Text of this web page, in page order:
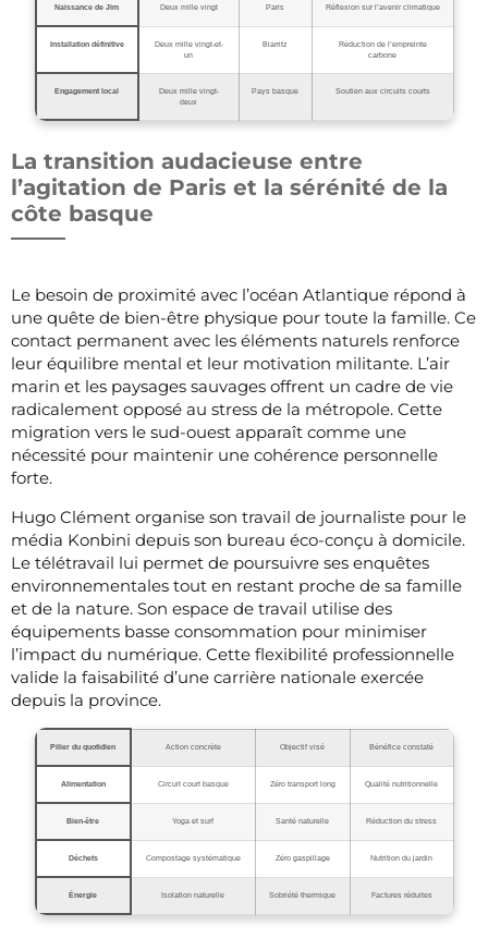
Naissance de Jim Deux mille vingt Paris Réflexion sur l’avenir climatique
Installation définitive
Deux mille vingt-et-
un
Biarritz
Réduction de l’empreinte
carbone
Engagement local
Deux mille vingt-
deux
Pays basque Soutien aux circuits courts
La transition audacieuse entre
l’agitation de Paris et la sérénité de la
côte basque
Le besoin de proximité avec l’océan Atlantique répond à
une quête de bien-être physique pour toute la famille. Ce
contact permanent avec les éléments naturels renforce
leur équilibre mental et leur motivation militante. L’air
marin et les paysages sauvages offrent un cadre de vie
radicalement opposé au stress de la métropole. Cette
migration vers le sud-ouest apparaît comme une
nécessité pour maintenir une cohérence personnelle
forte.
Hugo Clément organise son travail de journaliste pour le
média Konbini depuis son bureau éco-conçu à domicile.
Le télétravail lui permet de poursuivre ses enquêtes
environnementales tout en restant proche de sa famille
et de la nature. Son espace de travail utilise des
équipements basse consommation pour minimiser
l’impact du numérique. Cette flexibilité professionnelle
valide la faisabilité d’une carrière nationale exercée
depuis la province.
Pilier du quotidien Action concrète Objectif visé Bénéfice constaté
Alimentation Circuit court basque Zéro transport long Qualité nutritionnelle
Bien-être Yoga et surf Santé naturelle Réduction du stress
Déchets Compostage systématique Zéro gaspillage Nutrition du jardin
Énergie Isolation naturelle Sobriété thermique Factures réduites